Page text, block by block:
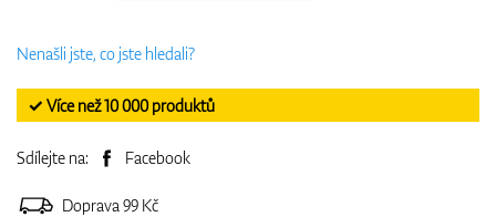
Nenašli jste, co jste hledali?
✓ Více než 10 000 produktů
Sdílejte na: Facebook
Doprava 99 Kč